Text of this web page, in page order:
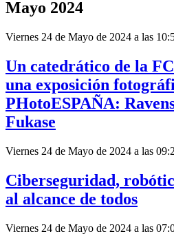
Mayo 2024
Viernes 24 de Mayo de 2024 a las
Un catedrático de la
una exposición
PHotoESPAÑA:
Fukase
Viernes 24 de Mayo de 2024 a las
Ciberseguridad,
al alcance de todos
Viernes 24 de Mayo de 2024 a las